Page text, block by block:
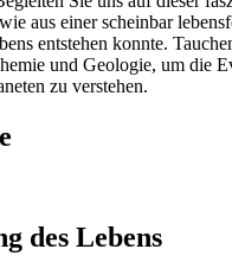
aus einer scheinbar
entstehen konnte.
und Geologie, um die
zu verstehen.
des Lebens